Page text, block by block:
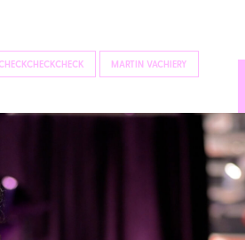
MARTIN VACHIERY